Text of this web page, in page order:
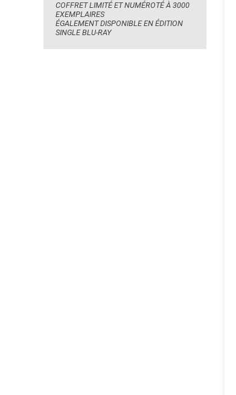
COFFRET LIMITÉ ET NUMÉROTÉ À 3000
EXEMPLAIRES
ÉGALEMENT DISPONIBLE EN ÉDITION
SINGLE BLU-RAY